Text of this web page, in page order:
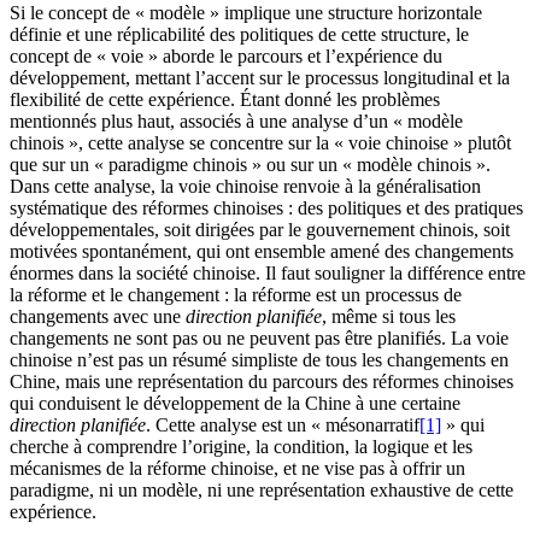
Si le concept de « modèle » implique une structure horizontale
définie et une réplicabilité des politiques de cette structure, le
concept de « voie » aborde le parcours et l’expérience du
développement, mettant l’accent sur le processus longitudinal et la
flexibilité de cette expérience. Étant donné les problèmes
mentionnés plus haut, associés à une analyse d’un « modèle
chinois », cette analyse se concentre sur la « voie chinoise » plutôt
que sur un « paradigme chinois » ou sur un « modèle chinois ».
Dans cette analyse, la voie chinoise renvoie à la généralisation
systématique des réformes chinoises : des politiques et des pratiques
développementales, soit dirigées par le gouvernement chinois, soit
motivées spontanément, qui ont ensemble amené des changements
énormes dans la société chinoise. Il faut souligner la différence entre
la réforme et le changement : la réforme est un processus de
changements avec une direction planifiée, même si tous les
changements ne sont pas ou ne peuvent pas être planifiés. La voie
chinoise n’est pas un résumé simpliste de tous les changements en
Chine, mais une représentation du parcours des réformes chinoises
qui conduisent le développement de la Chine à une certaine
direction planifiée. Cette analyse est un « mésonarratif[1] » qui
cherche à comprendre l’origine, la condition, la logique et les
mécanismes de la réforme chinoise, et ne vise pas à offrir un
paradigme, ni un modèle, ni une représentation exhaustive de cette
expérience.